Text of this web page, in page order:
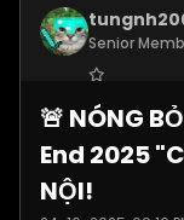
Senior
Join Date:
Posts:4099
🚨 NÓNG
End 2025
NỘI!